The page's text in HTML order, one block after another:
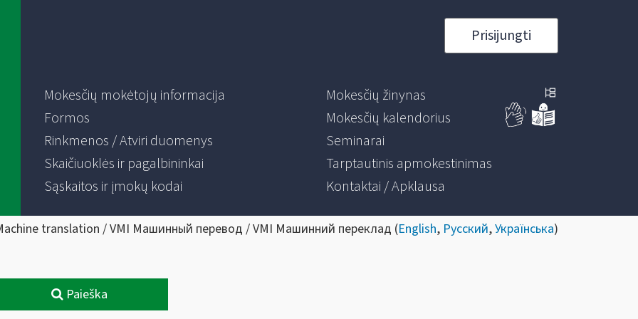
Prisijungti
Mokesčių mokėtojų informacija
Formos
Rinkmenos / Atviri duomenys
Skaičiuoklės ir pagalbininkai
Sąskaitos ir įmokų kodai
Mokesčių žinynas
Mokesčių kalendorius
Seminarai
Tarptautinis apmokestinimas
Kontaktai / Apklausa
translation / VMI Машинный перевод / VMI Машинний переклад (English, Русский,Українська)
Paieška